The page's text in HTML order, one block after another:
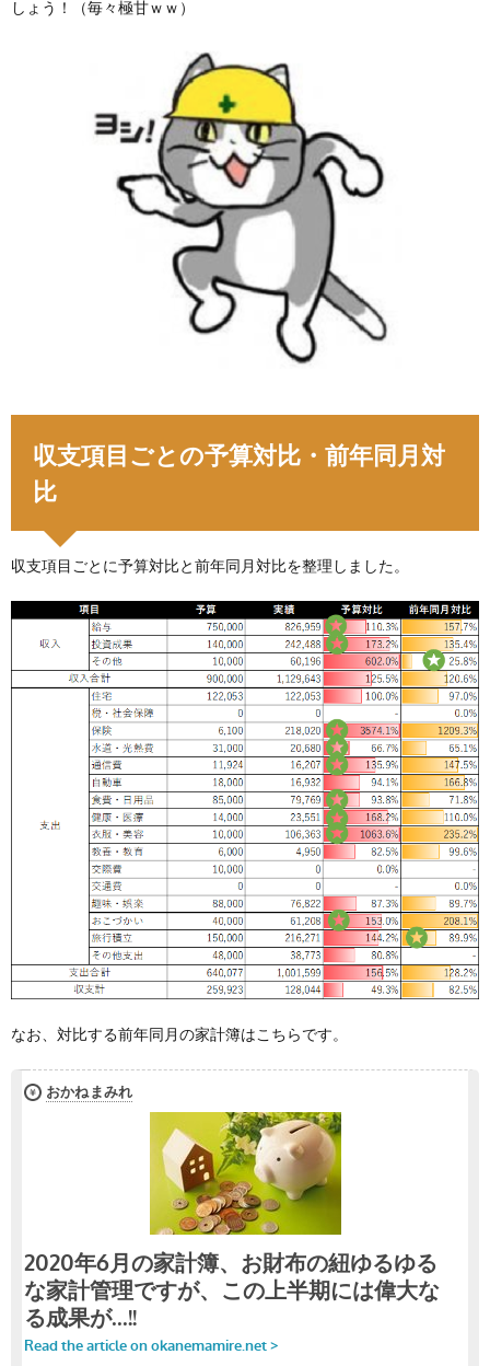
しょう！（毎々極甘ｗｗ）
収支項目ごとの予算対比・前年同月対
比
収支項目ごとに予算対比と前年同月対比を整理しました。
なお、対比する前年同月の家計簿はこちらです。